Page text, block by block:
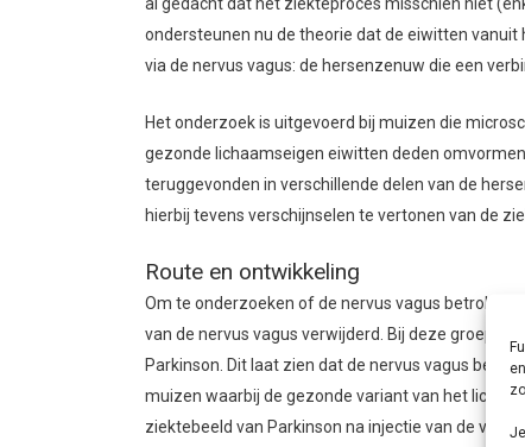
al gedacht dat het ziekteproces misschien niet
ondersteunen nu de theorie dat de eiwitten
via de nervus vagus: de hersenzenuw die een
Het onderzoek is uitgevoerd bij muizen die
gezonde lichaamseigen eiwitten deden
teruggevonden in verschillende delen van de
hierbij tevens verschijnselen te vertonen van de
Route en ontwikkeling
Om te onderzoeken of de nervus vagus
van de nervus vagus verwijderd. Bij deze groep
Parkinson. Dit laat zien dat de nervus vagus
muizen waarbij de gezonde variant van het
ziektebeeld van Parkinson na injectie van de